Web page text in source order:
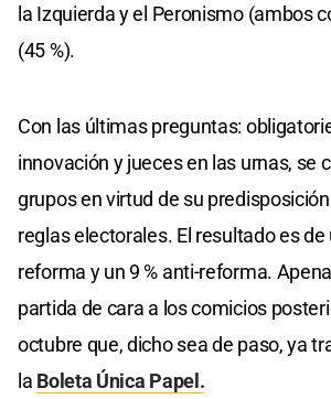
la Izquierda y el Peronismo (ambos
(45 %).
Con las últimas preguntas:
innovación y jueces en las urnas, se
grupos en virtud de su
reglas electorales. El resultado es de
reforma y un 9 % anti-reforma.
partida de cara a los comicios
octubre que, dicho sea de paso, ya
la Boleta Única Papel.